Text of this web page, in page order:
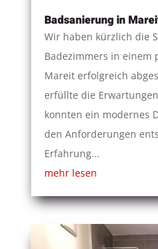
Badsanierung in
Wir haben kürzlich die
Badezimmers in einem
Mareit erfolgreich
erfüllte die
konnten ein modernes
den Anforderungen
Erfahrung...
mehr lesen